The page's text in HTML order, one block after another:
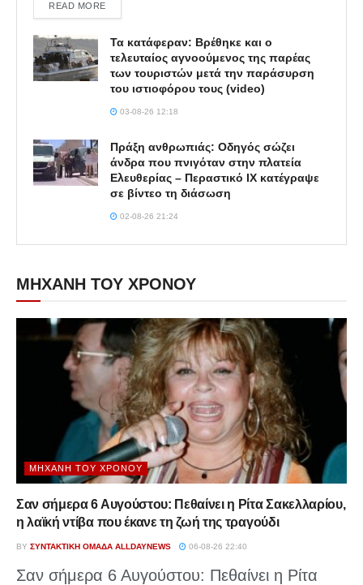
READ MOREDETAILS
Τα κατάφεραν: Βρέθηκε και ο
τελευταίος αγνοούμενος της παρέας
των τουριστών μετά την παράσυρση
του ιστιοφόρου τους (video)
03-08-26 12:18
Πράξη ανθρωπιάς: Οδηγός σώζει
άνδρα που πνιγόταν στην πλατεία
Ελευθερίας – Περαστικό ΙΧ κατέγραψε
σε βίντεο τη διάσωση
02-08-26 21:24
ΜΗΧΑΝΗ ΤΟΥ ΧΡΟΝΟΥ
ΜΗΧΑΝΉ ΤΟΥ ΧΡΌΝΟΥ
Σαν σήμερα 6 Αυγούστου: Πεθαίνει η Ρίτα Σακελλαρίου,
η λαϊκή ντίβα που έκανε τη ζωή της τραγούδι
BY ΣΥΝΤΑΚΤΙΚΉ ΟΜΆΔΑ ALLDAYNEWS 06-08-26 22:40
Σαν σήμερα 6 Αυγούστου: Πεθαίνει η Ρίτα